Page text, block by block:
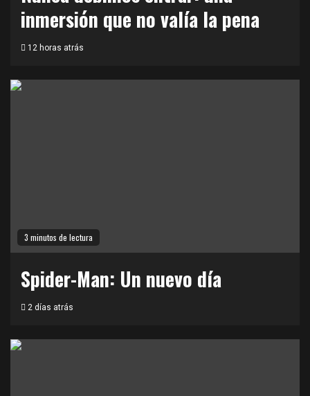
inmersión que no valía la pena
12 horas atrás
3 minutos de lectura
Spider-Man: Un nuevo día
2 días atrás